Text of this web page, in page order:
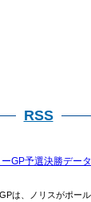
RSS
GP予選決勝デー
は、ノリスがポー